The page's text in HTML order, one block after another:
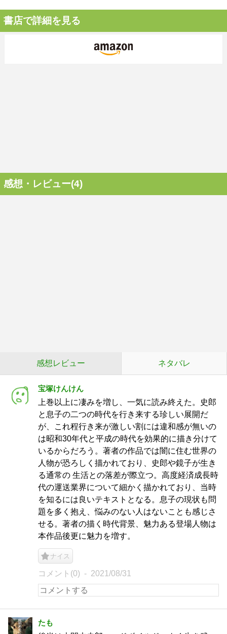
書店で詳細を見る
感想・レビュー(4)
感想レビュー ネタバレ
宝塚けんけん
上巻以上に凄みを増し、一気に読み終えた。史郎
と息子の二つの時代を行き来する珍しい展開だ
が、これ程行き来が激しい割には違和感が無いの
は昭和30年代と平成の時代を効果的に描き分けて
いるからだろう。著者の作品では闇に住む世界の
人物が恐ろしく描かれており、史郎や鏡子が生き
る通常の 生活との落差が際立つ。高度経済成長時
代の運送業界について細かく描かれており、当時
を知るには良いテキストとなる。息子の現状も問
題を多く抱え、悩みのない人はないことも感じさ
せる。著者の描く時代背景、魅力ある登場人物は
本作品後更に魅力を増す。
ナイス
コメント(0) 2021/08/31
たも